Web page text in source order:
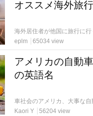
オススメ海外旅
eplm
65034 view
アメリカの自動
の英語名
Kaori Y
56204 view